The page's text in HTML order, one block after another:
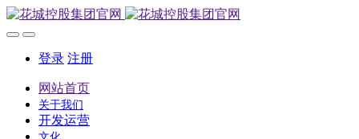
登录 注册
网站首页
关于我们
开发运营